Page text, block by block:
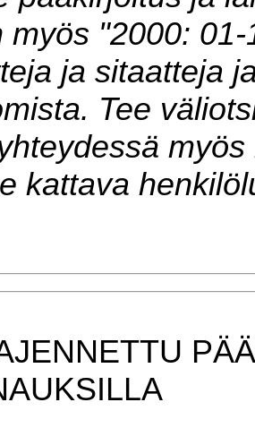
myös "2000:
ja sitaatteja
Tee
myös
kattava